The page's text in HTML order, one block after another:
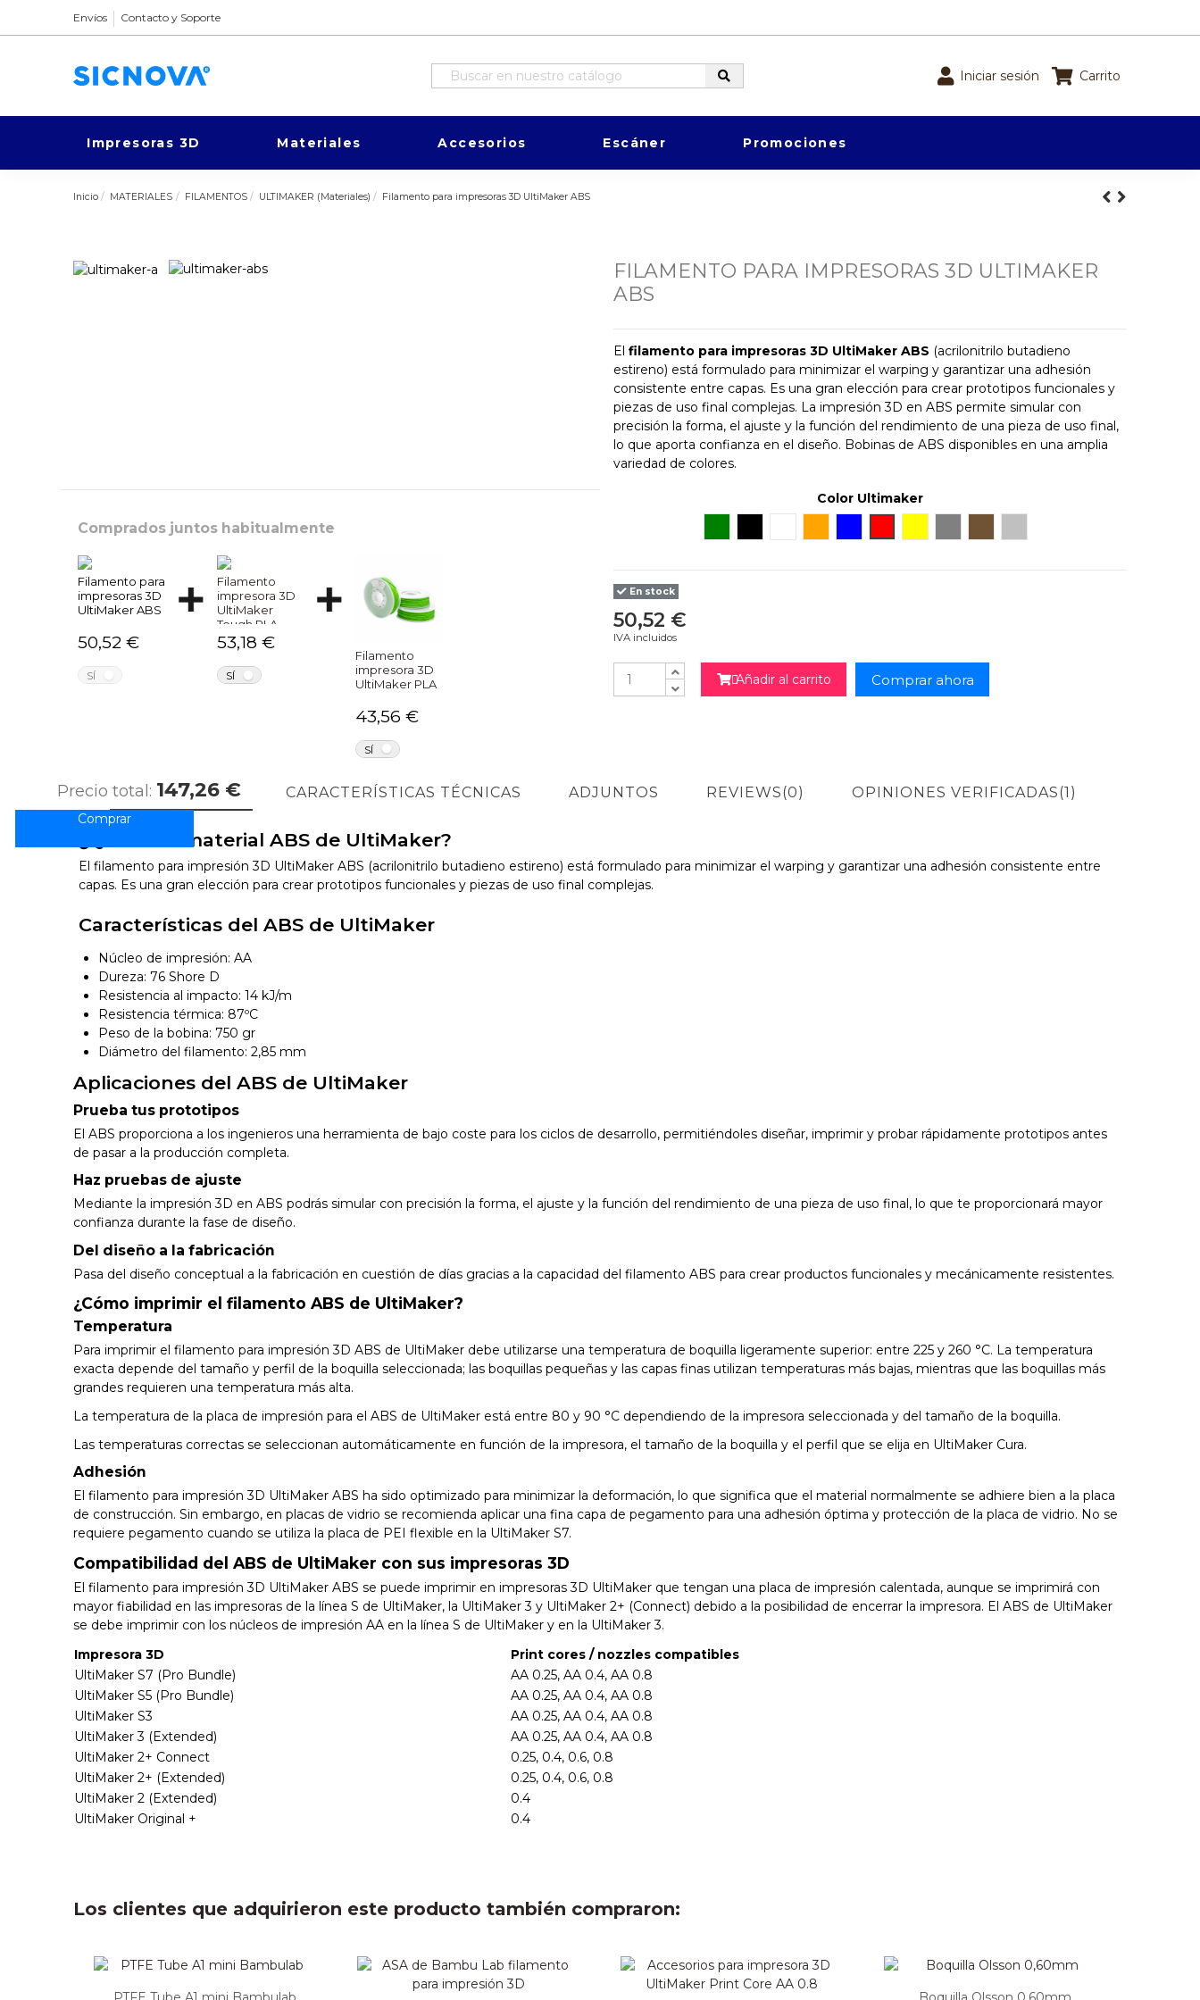
Envíos Contacto y Soporte
Iniciar sesión Carrito
Impresoras 3D Materiales Accesorios Escáner Promociones
Inicio MATERIALES FILAMENTOS ULTIMAKER (Materiales) Filamento para impresoras 3D UltiMaker ABS
FILAMENTO PARA IMPRESORAS 3D ULTIMAKER
ABS
El filamento para impresoras 3D UltiMaker ABS (acrilonitrilo butadieno
estireno) está formulado para minimizar el warping y garantizar una adhesión
consistente entre capas. Es una gran elección para crear prototipos funcionales y
piezas de uso final complejas. La impresión 3D en ABS permite simular con
precisión la forma, el ajuste y la función del rendimiento de una pieza de uso final,
lo que aporta confianza en el diseño. Bobinas de ABS disponibles en una amplia
variedad de colores.
Color Ultimaker
En stock
50,52 €
IVA incluidos

Añadir al carrito Comprar ahora
Comprados juntos habitualmente
Filamento para
impresoras 3D
UltiMaker ABS
50,52 €
SÍ
Filamento
impresora 3D
UltiMaker
Tough PLA
53,18 €
SÍ
Filamento
impresora 3D
UltiMaker PLA
43,56 €
SÍ
Precio total: 147,26 €
DESCRIPCIÓN CARACTERÍSTICAS TÉCNICAS ADJUNTOS REVIEWS(0) OPINIONES VERIFICADAS(1)
¿Qué es el material ABS de UltiMaker?
El filamento para impresión 3D UltiMaker ABS (acrilonitrilo butadieno estireno) está formulado para minimizar el warping y garantizar una adhesión consistente entre
capas. Es una gran elección para crear prototipos funcionales y piezas de uso final complejas.
Características del ABS de UltiMaker
Núcleo de impresión: AA
Dureza: 76 Shore D
Resistencia al impacto: 14 kJ/m
Resistencia térmica: 87ºC
Peso de la bobina: 750 gr
Diámetro del filamento: 2,85 mm
Aplicaciones del ABS de UltiMaker
Prueba tus prototipos
El ABS proporciona a los ingenieros una herramienta de bajo coste para los ciclos de desarrollo, permitiéndoles diseñar, imprimir y probar rápidamente prototipos antes
de pasar a la producción completa.
Haz pruebas de ajuste
Mediante la impresión 3D en ABS podrás simular con precisión la forma, el ajuste y la función del rendimiento de una pieza de uso final, lo que te proporcionará mayor
confianza durante la fase de diseño.
Del diseño a la fabricación
Pasa del diseño conceptual a la fabricación en cuestión de días gracias a la capacidad del filamento ABS para crear productos funcionales y mecánicamente resistentes.
¿Cómo imprimir el filamento ABS de UltiMaker?
Temperatura
Para imprimir el filamento para impresión 3D ABS de UltiMaker debe utilizarse una temperatura de boquilla ligeramente superior: entre 225 y 260 °C. La temperatura
exacta depende del tamaño y perfil de la boquilla seleccionada; las boquillas pequeñas y las capas finas utilizan temperaturas más bajas, mientras que las boquillas más
grandes requieren una temperatura más alta.
La temperatura de la placa de impresión para el ABS de UltiMaker está entre 80 y 90 °C dependiendo de la impresora seleccionada y del tamaño de la boquilla.
Las temperaturas correctas se seleccionan automáticamente en función de la impresora, el tamaño de la boquilla y el perfil que se elija en UltiMaker Cura.
Adhesión
El filamento para impresión 3D UltiMaker ABS ha sido optimizado para minimizar la deformación, lo que significa que el material normalmente se adhiere bien a la placa
de construcción. Sin embargo, en placas de vidrio se recomienda aplicar una fina capa de pegamento para una adhesión óptima y protección de la placa de vidrio. No se
requiere pegamento cuando se utiliza la placa de PEI flexible en la UltiMaker S7.
Compatibilidad del ABS de UltiMaker con sus impresoras 3D
El filamento para impresión 3D UltiMaker ABS se puede imprimir en impresoras 3D UltiMaker que tengan una placa de impresión calentada, aunque se imprimirá con
mayor fiabilidad en las impresoras de la línea S de UltiMaker, la UltiMaker 3 y UltiMaker 2+ (Connect) debido a la posibilidad de encerrar la impresora. El ABS de UltiMaker
se debe imprimir con los núcleos de impresión AA en la línea S de UltiMaker y en la UltiMaker 3.
Impresora 3D
Print cores / nozzles compatibles
UltiMaker S7 (Pro Bundle)
AA 0.25, AA 0.4, AA 0.8
UltiMaker S5 (Pro Bundle)
AA 0.25, AA 0.4, AA 0.8
UltiMaker S3
AA 0.25, AA 0.4, AA 0.8
UltiMaker 3 (Extended)
AA 0.25, AA 0.4, AA 0.8
UltiMaker 2+ Connect
0.25, 0.4, 0.6, 0.8
UltiMaker 2+ (Extended)
0.25, 0.4, 0.6, 0.8
UltiMaker 2 (Extended)
0.4
UltiMaker Original +
0.4
Los clientes que adquirieron este producto también compraron: